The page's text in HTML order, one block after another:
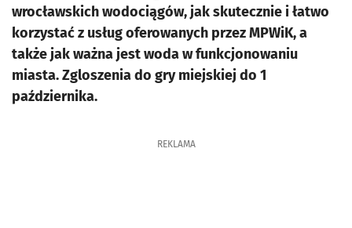
wrocławskich wodociągów, jak skutecznie i łatwo
korzystać z usług oferowanych przez MPWiK, a
także jak ważna jest woda w funkcjonowaniu
miasta. Zgloszenia do gry miejskiej do 1
października.
REKLAMA